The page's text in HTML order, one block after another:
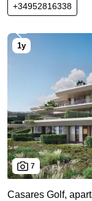
+34952816338
7
Casares Golf,